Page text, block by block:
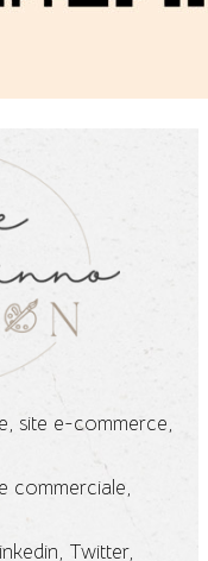
site e-commerce,
commerciale,
Twitter,